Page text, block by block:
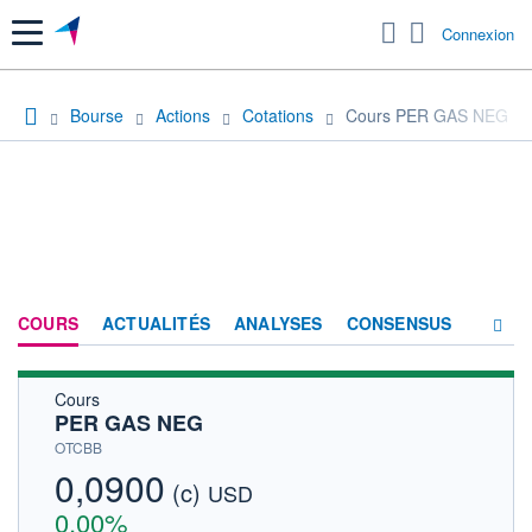
Menu Connexion
Bourse Actions Cotations Cours PER GAS NEG
COURS ACTUALITÉS ANALYSES CONSENSUS
Cours
PER GAS NEG
OTCBB
0,0900 (c) USD
0,00%